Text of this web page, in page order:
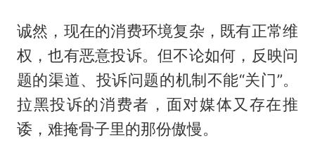
诚然，现在的消费环境复杂，既有正常维
权，也有恶意投诉。但不论如何，反映问
题的渠道、投诉问题的机制不能“关门”。
拉黑投诉的消费者，面对媒体又存在推
诿，难掩骨子里的那份傲慢。